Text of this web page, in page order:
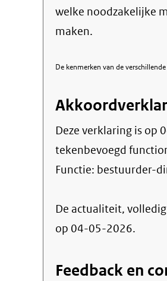
welke noodzakelijke
maken.
De kenmerken van de
Deze verklaring is op
tekenbevoegd
Functie: bestuurder-
De actualiteit,
op 04-05-2026.
Feedback en